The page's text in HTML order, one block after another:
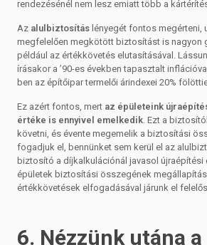
rendezésénél nem lesz emiatt több a
Az alulbiztosítás lényegét fontos megérteni,
megfelelően megkötött biztosítást is nagyon
például az értékkövetés elutasításával.
írásakor a ’90-es években tapasztalt
ben az építőipar termelői árindexei 20%
Ez azért fontos, mert az épületeink
értéke is ennyivel emelkedik. Ezt a
követni, és évente megemelik a biztosítási
fogadjuk el, bennünket sem kerül el az
biztosító a díjkalkulációnál javasol újraépítési
épületek biztosítási összegének
értékkövetések elfogadásával járunk el
6. Nézzünk utána a